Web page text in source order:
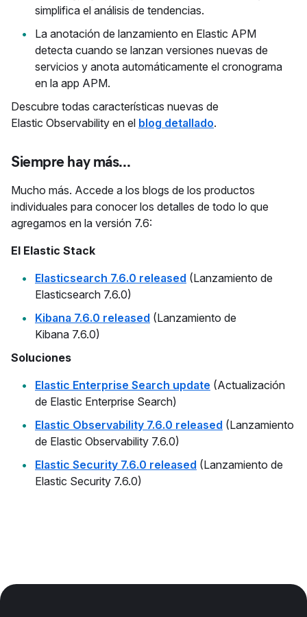
simplifica el análisis de tendencias.
La anotación de lanzamiento en Elastic APM
detecta cuando se lanzan versiones nuevas de
servicios y anota automáticamente el cronograma
en la app APM.
Descubre todas características nuevas de
Elastic Observability en el blog detallado.
Siempre hay más...
Mucho más. Accede a los blogs de los productos
individuales para conocer los detalles de todo lo que
agregamos en la versión 7.6:
El Elastic Stack
Elasticsearch 7.6.0 released (Lanzamiento de
Elasticsearch 7.6.0)
Kibana 7.6.0 released (Lanzamiento de
Kibana 7.6.0)
Soluciones
Elastic Enterprise Search update (Actualización
de Elastic Enterprise Search)
Elastic Observability 7.6.0 released (Lanzamiento
de Elastic Observability 7.6.0)
Elastic Security 7.6.0 released (Lanzamiento de
Elastic Security 7.6.0)